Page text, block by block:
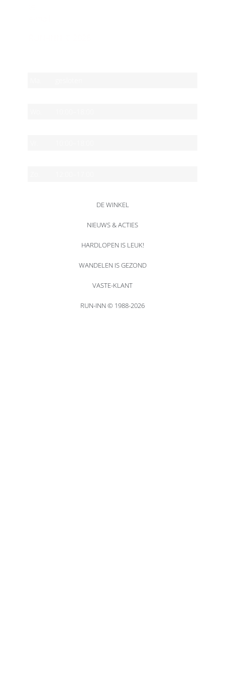
DE WINKEL
NIEUWS & ACTIES
HARDLOPEN IS LEUK!
WANDELEN IS GEZOND
VASTE-KLANT
RUN-INN © 1988-2026